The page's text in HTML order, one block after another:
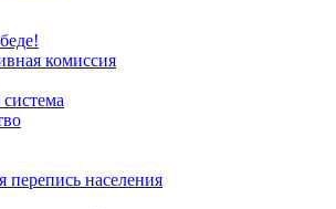
комиссия
перепись населения